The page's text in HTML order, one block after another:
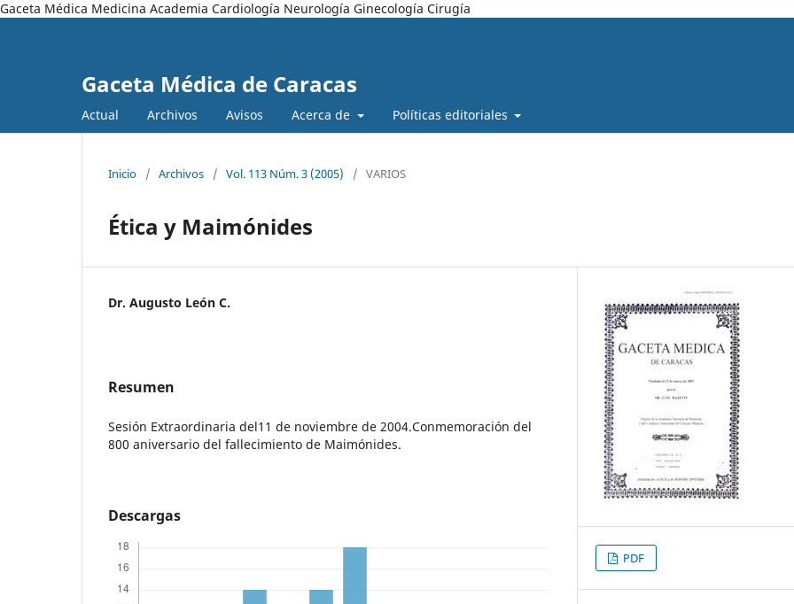
Gaceta Médica Medicina Academia Cardiología Neurología Ginecología Cirugía
Gaceta Médica de Caracas
Actual Archivos Avisos Acerca de Políticas editoriales
Inicio / Archivos / Vol. 113 Núm. 3 (2005) / VARIOS
Ética y Maimónides
Dr. Augusto León C.
Resumen
Sesión Extraordinaria del11 de noviembre de 2004.Conmemoración del
800 aniversario del fallecimiento de Maimónides.
Descargas
PDF